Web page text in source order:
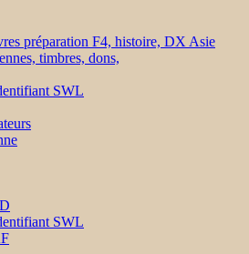
préparation F4, histoire, DX Asie
timbres, dons,
SWL
SWL